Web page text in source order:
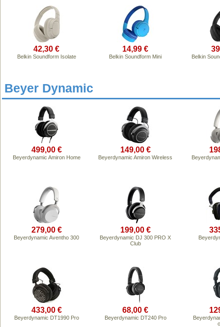
42,30 €
Belkin Soundform Isolate
14,99 €
Belkin Soundform Mini Belkin
Beyer Dynamic
499,00 €
Beyerdynamic Amiron Home
149,00 €
Beyerdynamic Amiron Wireless
279,00 €
Beyerdynamic Aventho 300
199,00 €
Beyerdynamic DJ 300 PRO X
Club
433,00 €
Beyerdynamic DT1990 Pro
68,00 €
Beyerdynamic DT240 Pro